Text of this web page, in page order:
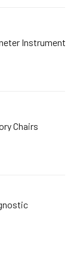
Instrument
Chairs